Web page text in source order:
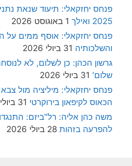
פנחס יחזקאלי: תיעוד שנאת
2025 ואילך
1 באוגוסט 2026
פנחס יחזקאלי: אוסף ממים על
והשלכותיה 31 ביולי 2026
גרשון הכהן: כן לשלום, לא
שלום' 31 ביולי 2026
פנחס יחזקאלי: מיליציה מול
הכאוס לקיפאון בירוקרטי 31 ביולי 2026
משה כהן אליה: רל"ביזם:
להפרעה בזהות 28 ביולי 2026